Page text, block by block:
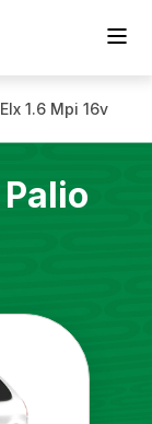
Elx 1.6 Mpi 16v
Palio